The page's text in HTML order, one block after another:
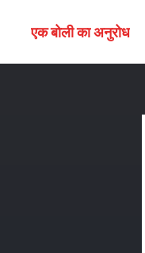
एक बोली का अनुरोध